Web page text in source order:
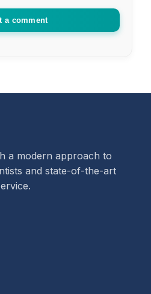
a comment
a modern approach to
and state-of-the-art